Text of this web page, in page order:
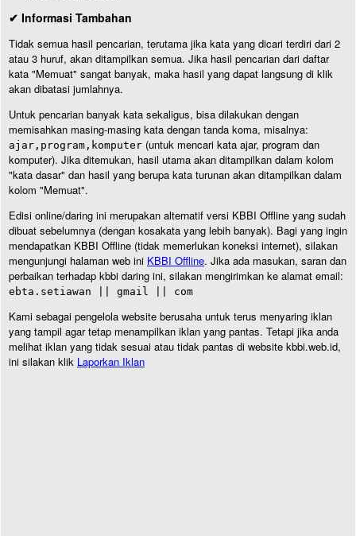
✔ Informasi Tambahan
Tidak semua hasil pencarian, terutama jika kata yang dicari terdiri dari 2
atau 3 huruf, akan ditampilkan semua. Jika hasil pencarian dari daftar
kata "Memuat" sangat banyak, maka hasil yang dapat langsung di klik
akan dibatasi jumlahnya.
Untuk pencarian banyak kata sekaligus, bisa dilakukan dengan
memisahkan masing-masing kata dengan tanda koma, misalnya:
ajar,program,komputer (untuk mencari kata ajar, program dan
komputer). Jika ditemukan, hasil utama akan ditampilkan dalam kolom
"kata dasar" dan hasil yang berupa kata turunan akan ditampilkan dalam
kolom "Memuat".
Edisi online/daring ini merupakan alternatif versi KBBI Offline yang sudah
dibuat sebelumnya (dengan kosakata yang lebih banyak). Bagi yang ingin
mendapatkan KBBI Offline (tidak memerlukan koneksi internet), silakan
mengunjungi halaman web ini KBBI Offline. Jika ada masukan, saran dan
perbaikan terhadap kbbi daring ini, silakan mengirimkan ke alamat email:
ebta.setiawan || gmail || com
Kami sebagai pengelola website berusaha untuk terus menyaring iklan
yang tampil agar tetap menampilkan iklan yang pantas. Tetapi jika anda
melihat iklan yang tidak sesuai atau tidak pantas di website kbbi.web.id,
ini silakan klik Laporkan Iklan